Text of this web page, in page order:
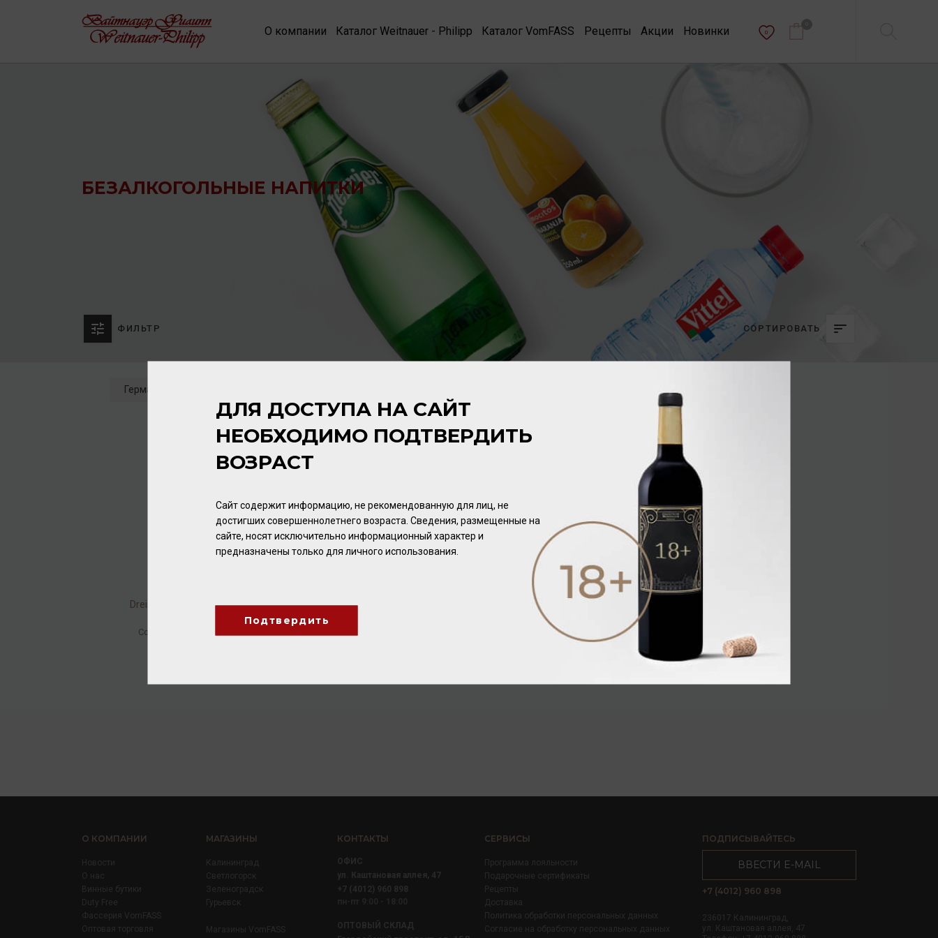
О компании Каталог Weitnauer - Philipp Каталог VomFASS Рецепты Акции Новинки 0
БЕЗАЛКОГОЛЬНЫЕ НАПИТКИ
ФИЛЬТР СОРТИРОВАТЬ
Германия
Dreissigacker Verperlt
Сок
О КОМПАНИИ
Новости
О нас
Винные бутики
Duty Free
Фассерия VomFASS
Оптовая торговля
МАГАЗИНЫ
Калининград
Светлогорск
Зеленоградск
Гурьевск
Магазины VomFASS
КОНТАКТЫ
ОФИС
ул. Каштановая аллея, 47
+7 (4012) 960 898
ОПТОВЫЙ СКЛАД
СЕРВИСЫ
Программа лояльности
Подарочные сертификаты
Рецепты
Доставка
Политика обработки персональных данных
Согласие на обработку персональных данных
ПОДПИСЫВАЙТЕСЬ
ВВЕСТИ E-MAIL
+7 (4012) 960 898
236017 Калининград,
ул. Каштановая аллея, 47
ДЛЯ ДОСТУПА НА САЙТ
НЕОБХОДИМО ПОДТВЕРДИТЬ
ВОЗРАСТ
Сайт содержит информацию, не рекомендованную для лиц, не
достигших совершеннолетнего возраста. Сведения, размещенные на
сайте, носят исключительно информационный характер и
предназначены только для личного использования.
Подтвердить